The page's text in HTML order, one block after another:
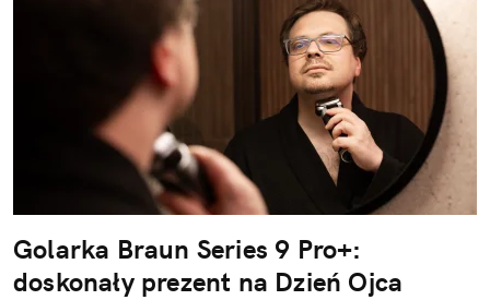
Golarka Braun Series 9 Pro+:
doskonały prezent na Dzień Ojca